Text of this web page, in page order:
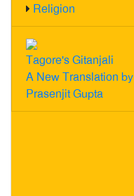
Religion
Tagore's Gitanjali
A New Translation by
Prasenjit Gupta